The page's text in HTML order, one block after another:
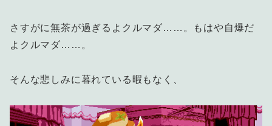
さすがに無茶が過ぎるよクルマダ……。もはや自爆だ
よクルマダ……。
そんな悲しみに暮れている暇もなく、